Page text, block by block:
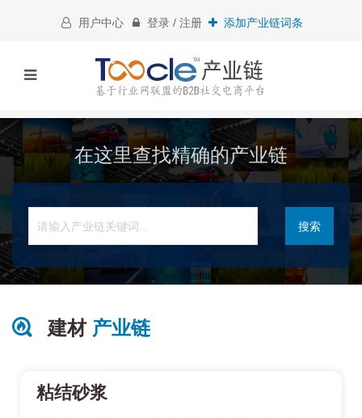
用户中心 登录 / 注册 添加产业链词条
在这里查找精确的产业链
搜索
建材 产业链
粘结砂浆